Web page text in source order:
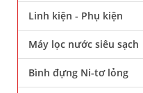
Linh kiện - Phụ kiện
Máy lọc nước siêu sạch
Bình đựng Ni-tơ lỏng